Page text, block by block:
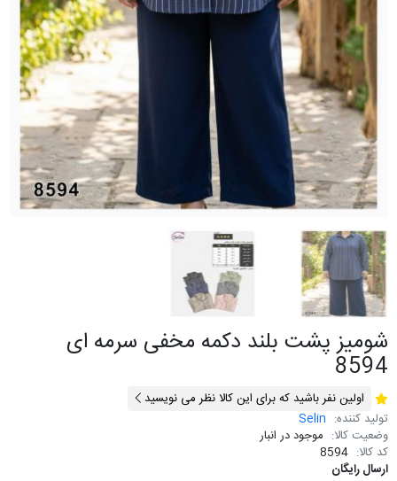
شومیز پشت بلند دکمه مخفی سرمه ای
8594
اولین نفر باشید که برای این کالا نظر می نویسید
تولید کننده: Selin
وضعیت کالا: موجود در انبار
کد کالا: 8594
ارسال رایگان